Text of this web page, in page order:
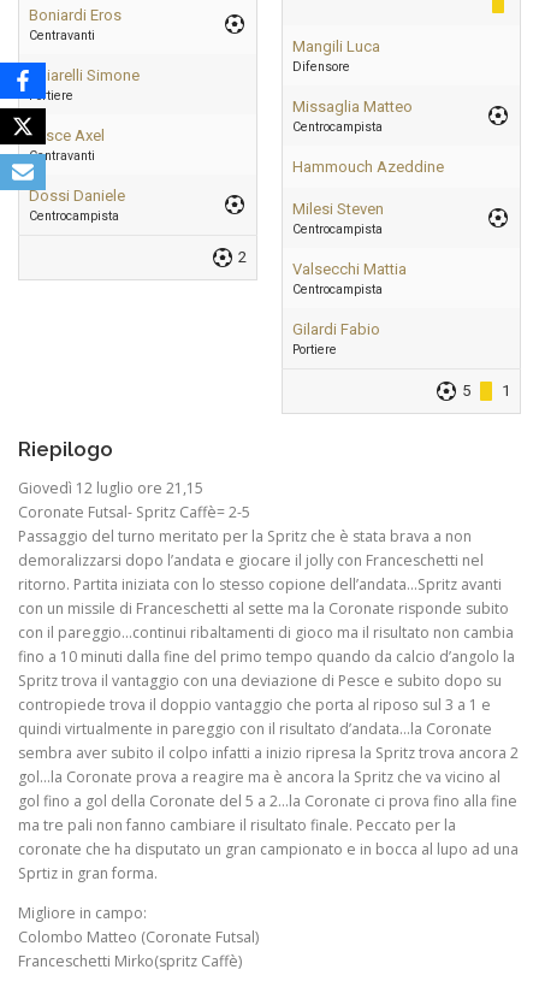
Boniardi Eros
Centravanti
Chiarelli Simone
Portiere
Pesce Axel
Centravanti
Dossi Daniele
Centrocampista
2
Mangili Luca
Difensore
Missaglia Matteo
Centrocampista
Hammouch Azeddine
Milesi Steven
Centrocampista
Valsecchi Mattia
Centrocampista
Gilardi Fabio
Portiere
5 1
Riepilogo
Giovedì 12 luglio ore 21,15
Coronate Futsal- Spritz Caffè= 2-5
Passaggio del turno meritato per la Spritz che è stata brava a non
demoralizzarsi dopo l’andata e giocare il jolly con Franceschetti nel
ritorno. Partita iniziata con lo stesso copione dell’andata…Spritz avanti
con un missile di Franceschetti al sette ma la Coronate risponde subito
con il pareggio…continui ribaltamenti di gioco ma il risultato non cambia
fino a 10 minuti dalla fine del primo tempo quando da calcio d’angolo la
Spritz trova il vantaggio con una deviazione di Pesce e subito dopo su
contropiede trova il doppio vantaggio che porta al riposo sul 3 a 1 e
quindi virtualmente in pareggio con il risultato d’andata…la Coronate
sembra aver subito il colpo infatti a inizio ripresa la Spritz trova ancora 2
gol…la Coronate prova a reagire ma è ancora la Spritz che va vicino al
gol fino a gol della Coronate del 5 a 2…la Coronate ci prova fino alla fine
ma tre pali non fanno cambiare il risultato finale. Peccato per la
coronate che ha disputato un gran campionato e in bocca al lupo ad una
Sprtiz in gran forma.
Migliore in campo:
Colombo Matteo (Coronate Futsal)
Franceschetti Mirko(spritz Caffè)